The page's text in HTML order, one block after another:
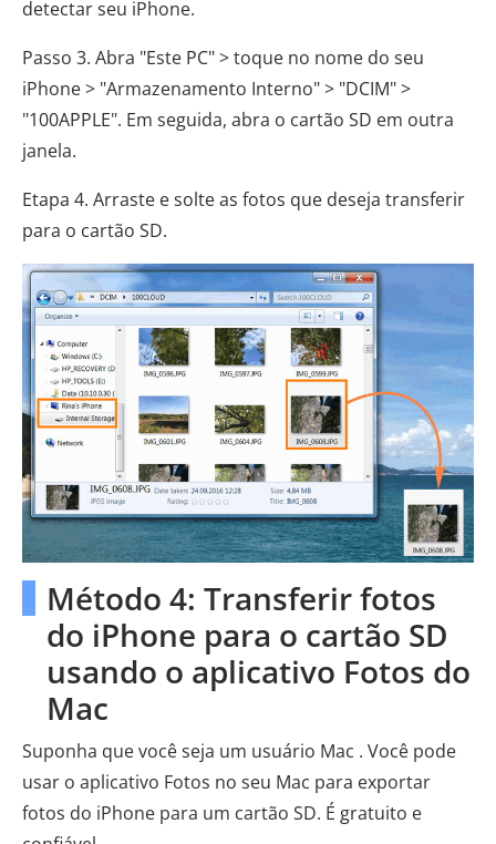
detectar seu iPhone.
Passo 3. Abra "Este PC" > toque no nome do seu
iPhone > "Armazenamento Interno" > "DCIM" >
"100APPLE". Em seguida, abra o cartão SD em outra
janela.
Etapa 4. Arraste e solte as fotos que deseja transferir
para o cartão SD.
Método 4: Transferir fotos
do iPhone para o cartão SD
usando o aplicativo Fotos do
Mac
Suponha que você seja um usuário Mac . Você pode
usar o aplicativo Fotos no seu Mac para exportar
fotos do iPhone para um cartão SD. É gratuito e